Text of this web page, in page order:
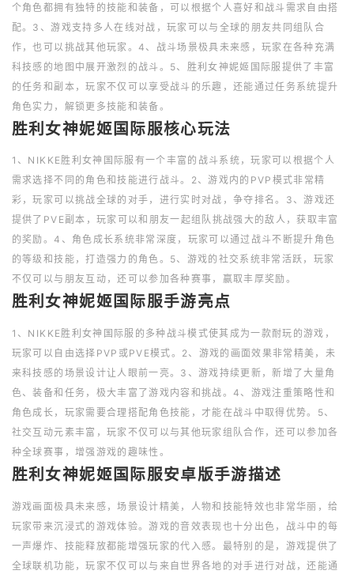
个角色都拥有独特的技能和装备，可以根据个人喜好和战斗需求自由搭
配。3、游戏支持多人在线对战，玩家可以与全球的朋友共同组队合
作，也可以挑战其他玩家。4、战斗场景极具未来感，玩家在各种充满
科技感的地图中展开激烈的战斗。5、胜利女神妮姬国际服提供了丰富
的任务和副本，玩家不仅可以享受战斗的乐趣，还能通过任务系统提升
角色实力，解锁更多技能和装备。
胜利女神妮姬国际服核心玩法
1、NIKKE胜利女神国际服有一个丰富的战斗系统，玩家可以根据个人
需求选择不同的角色和技能进行战斗。2、游戏内的PVP模式非常精
彩，玩家可以挑战全球的对手，进行实时对战，争夺排名。3、游戏还
提供了PVE副本，玩家可以和朋友一起组队挑战强大的敌人，获取丰富
的奖励。4、角色成长系统非常深度，玩家可以通过战斗不断提升角色
的等级和技能，打造强力的角色。5、游戏的社交系统非常活跃，玩家
不仅可以与朋友互动，还可以参加各种赛事，赢取丰厚奖励。
胜利女神妮姬国际服手游亮点
1、NIKKE胜利女神国际服的多种战斗模式使其成为一款耐玩的游戏，
玩家可以自由选择PVP或PVE模式。2、游戏的画面效果非常精美，未
来科技感的场景设计让人眼前一亮。3、游戏持续更新，新增了大量角
色、装备和任务，极大丰富了游戏内容和挑战。4、游戏注重策略性和
角色成长，玩家需要合理搭配角色技能，才能在战斗中取得优势。5、
社交互动元素丰富，玩家不仅可以与其他玩家组队合作，还可以参加各
种全球赛事，增强游戏的趣味性。
胜利女神妮姬国际服安卓版手游描述
游戏画面极具未来感，场景设计精美，人物和技能特效也非常华丽，给
玩家带来沉浸式的游戏体验。游戏的音效表现也十分出色，战斗中的每
一声爆炸、技能释放都能增强玩家的代入感。最特别的是，游戏提供了
全球联机功能，玩家不仅可以与来自世界各地的对手进行对战，还能通